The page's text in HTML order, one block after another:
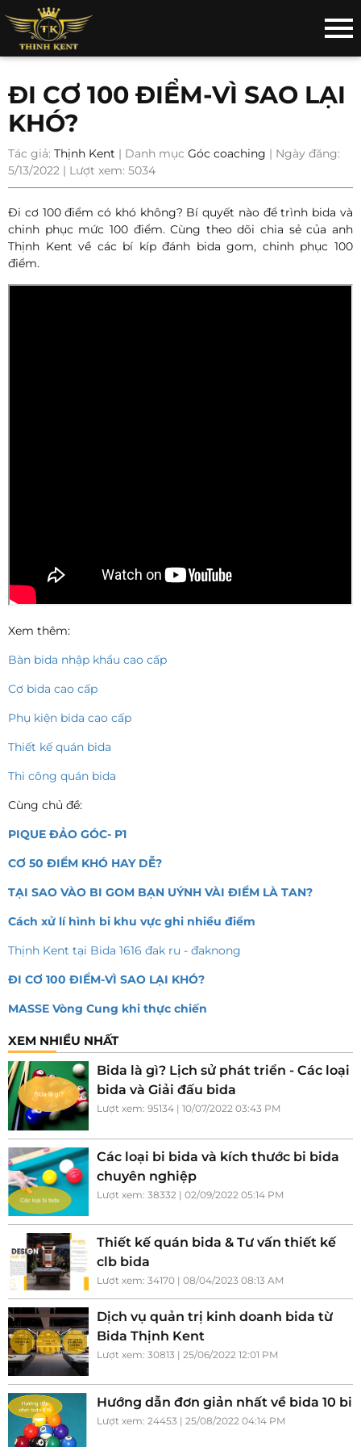
ĐI CƠ 100 ĐIỂM-VÌ SAO LẠI
KHÓ?
Tác giả: Thịnh Kent | Danh mục Góc coaching | Ngày đăng:
5/13/2022 | Lượt xem: 5034
Đi cơ 100 điểm có khó không? Bí quyết nào để trình bida và
chinh phục mức 100 điểm. Cùng theo dõi chia sẻ của anh
Thịnh Kent về các bí kíp đánh bida gom, chinh phục 100
điểm.
Xem thêm:
Bàn bida nhập khẩu cao cấp
Cơ bida cao cấp
Phụ kiện bida cao cấp
Thiết kế quán bida
Thi công quán bida
Cùng chủ đề:
PIQUE ĐẢO GÓC- P1
CƠ 50 ĐIỂM KHÓ HAY DỄ?
TẠI SAO VÀO BI GOM BẠN UÝNH VÀI ĐIỂM LÀ TAN?
Cách xử lí hình bi khu vực ghi nhiều điểm
Thịnh Kent tại Bida 1616 đak ru - đaknong
ĐI CƠ 100 ĐIỂM-VÌ SAO LẠI KHÓ?
MASSE Vòng Cung khi thực chiến
XEM NHIỀU NHẤT
Bida là gì? Lịch sử phát triển - Các loại
bida và Giải đấu bida
Lượt xem: 95134 | 10/07/2022 03:43 PM
Các loại bi bida và kích thước bi bida
chuyên nghiệp
Lượt xem: 38332 | 02/09/2022 05:14 PM
Thiết kế quán bida & Tư vấn thiết kế
clb bida
Lượt xem: 34170 | 08/04/2023 08:13 AM
Dịch vụ quản trị kinh doanh bida từ
Bida Thịnh Kent
Lượt xem: 30813 | 25/06/2022 12:01 PM
Hướng dẫn đơn giản nhất về bida 10 bi
Lượt xem: 24453 | 25/08/2022 04:14 PM